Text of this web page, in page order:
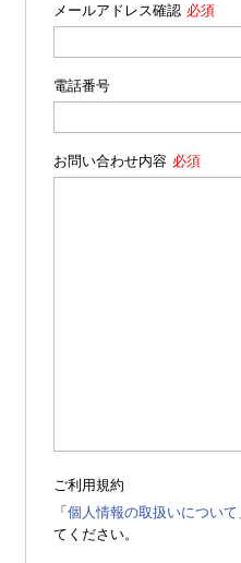
メールアドレス確認
電話番号
お問い合わせ内容
ご利用規約
「個人情報の取扱いについて
てください。